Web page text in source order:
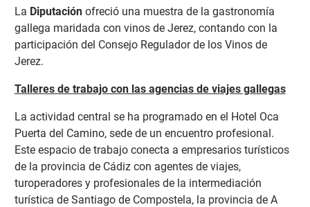
La Diputaciónofreció una muestra de la gastronomía
gallega maridada con vinos de Jerez, contando con la
participación del Consejo Regulador de los Vinos de
Jerez.
Talleres de trabajo con las agencias de viajes gallegas
La actividad central se ha programado en el Hotel Oca
Puerta del Camino, sede de un encuentro profesional.
Este espacio de trabajo conecta a empresarios turísticos
de la provincia de Cádiz con agentes de viajes,
turoperadores y profesionales de la intermediación
turística de Santiago de Compostela, la provincia de A